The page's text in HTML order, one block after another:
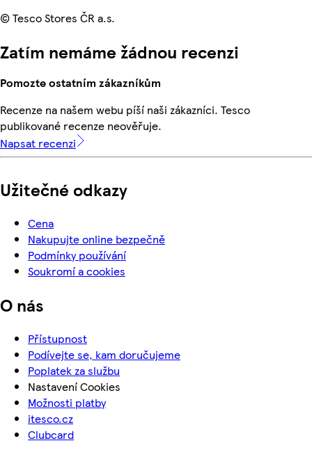
© Tesco Stores ČR a.s.
Zatím nemáme žádnou recenzi
Pomozte ostatním zákazníkům
Recenze na našem webu píší naši zákazníci. Tesco
publikované recenze neověřuje.
Napsat recenzi
Užitečné odkazy
Cena
Nakupujte online bezpečně
Podmínky používání
Soukromí a cookies
O nás
Přístupnost
Podívejte se, kam doručujeme
Poplatek za službu
Nastavení Cookies
Možnosti platby
itesco.cz
Clubcard